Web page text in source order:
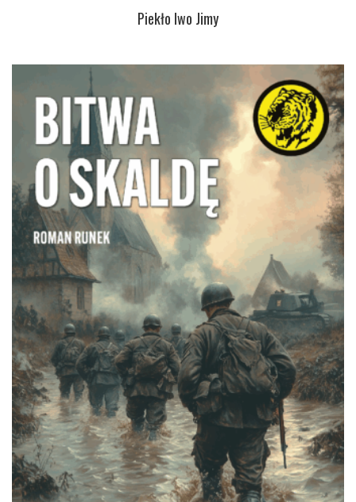
Piekło Iwo Jimy